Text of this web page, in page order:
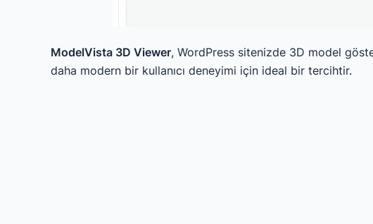
ModelVista 3D Viewer, WordPress sitenizde 3D model
daha modern bir kullanıcı deneyimi için ideal bir tercihtir.